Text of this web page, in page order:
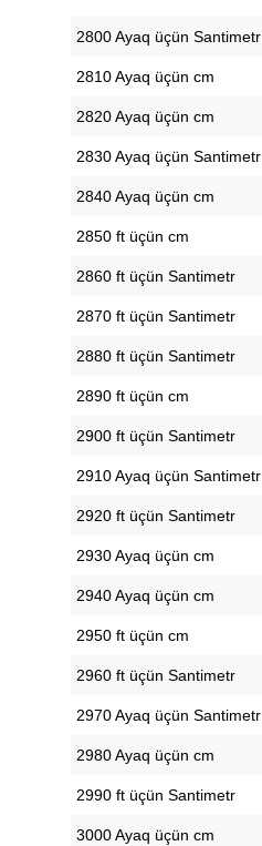
2800 Ayaq üçün Santimetr
2810 Ayaq üçün cm
2820 Ayaq üçün cm
2830 Ayaq üçün Santimetr
2840 Ayaq üçün cm
2850 ft üçün cm
2860 ft üçün Santimetr
2870 ft üçün Santimetr
2880 ft üçün Santimetr
2890 ft üçün cm
2900 ft üçün Santimetr
2910 Ayaq üçün Santimetr
2920 ft üçün Santimetr
2930 Ayaq üçün cm
2940 Ayaq üçün cm
2950 ft üçün cm
2960 ft üçün Santimetr
2970 Ayaq üçün Santimetr
2980 Ayaq üçün cm
2990 ft üçün Santimetr
3000 Ayaq üçün cm